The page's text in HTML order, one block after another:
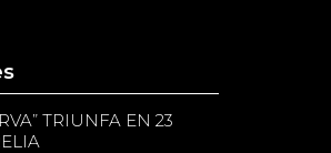
TRIUNFA EN 23